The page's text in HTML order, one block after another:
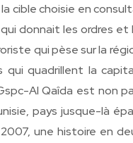
cible choisie en
donnait les ordres
qui pèse sur la
qui quadrillent la
Al Qaîda est non
pays jusque-là
une histoire en